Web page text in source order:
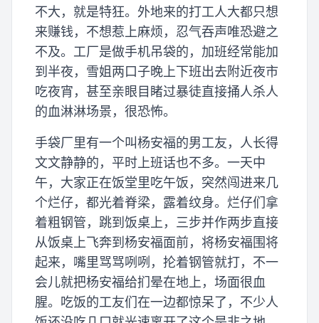
不大，就是特狂。外地来的打工人大都只想
来赚钱，不想惹上麻烦，忍气吞声唯恐避之
不及。工厂是做手机吊袋的，加班经常能加
到半夜，雪姐两口子晚上下班出去附近夜市
吃夜宵，甚至亲眼目睹过暴徒直接捅人杀人
的血淋淋场景，很恐怖。
手袋厂里有一个叫杨安福的男工友，人长得
文文静静的，平时上班话也不多。一天中
午，大家正在饭堂里吃午饭，突然闯进来几
个烂仔，都光着脊梁，露着纹身。烂仔们拿
着粗钢管，跳到饭桌上，三步并作两步直接
从饭桌上飞奔到杨安福面前，将杨安福围将
起来，嘴里骂骂咧咧，抡着钢管就打，不一
会儿就把杨安福给扪晕在地上，场面很血
腥。吃饭的工友们在一边都惊呆了，不少人